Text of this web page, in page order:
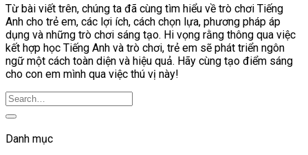
Từ bài viết trên, chúng ta đã cùng tìm hiểu về trò chơi Tiếng
Anh cho trẻ em, các lợi ích, cách chọn lựa, phương pháp áp
dụng và những trò chơi sáng tạo. Hi vọng rằng thông qua việc
kết hợp học Tiếng Anh và trò chơi, trẻ em sẽ phát triển ngôn
ngữ một cách toàn diện và hiệu quả. Hãy cùng tạo điểm sáng
cho con em mình qua việc thú vị này!
Danh mục